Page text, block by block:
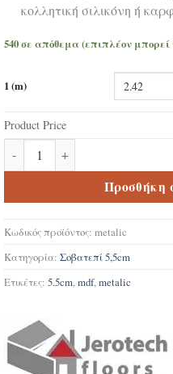
κολλητική σιλικόνη ή
540 σε απόθεμα (επιπλέον
1 (m)
Product Price
Σοβατεπί Δαπέδου Laminate
Προσθήκη
Κωδικός προϊόντος: metalic
Κατηγορία: Σοβατεπί 5,5cm
Ετικέτες: 5.5cm,mdf,metalic